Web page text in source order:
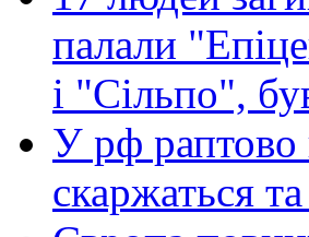
палали
і "Сільпо",
У рф раптово
скаржаться